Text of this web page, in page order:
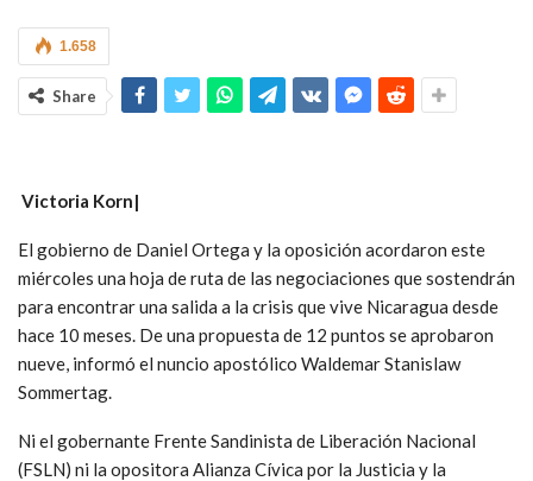
1.658
Share
Victoria Korn|
El gobierno de Daniel Ortega y la oposición acordaron este
miércoles una hoja de ruta de las negociaciones que sostendrán
para encontrar una salida a la crisis que vive Nicaragua desde
hace 10 meses. De una propuesta de 12 puntos se aprobaron
nueve, informó el nuncio apostólico Waldemar Stanislaw
Sommertag.
Ni el gobernante Frente Sandinista de Liberación Nacional
(FSLN) ni la opositora Alianza Cívica por la Justicia y la